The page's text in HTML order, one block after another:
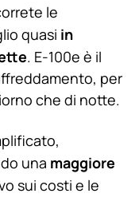
le
quasi in
. E-100e è il
per
che di notte.
una maggiore
sui costi e le